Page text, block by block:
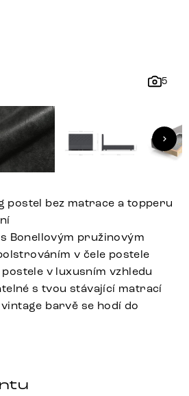
5
postel bez matrace a topperu
Bonellovým pružinovým
v čele postele
v luxusním vzhledu
s tvou stávající matrací
barvě se hodí do